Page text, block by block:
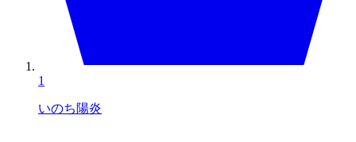
1
いのち陽炎